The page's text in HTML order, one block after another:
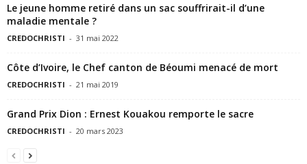
Le jeune homme retiré dans un sac souffrirait-il d’une
maladie mentale ?
CREDOCHRISTI - 31 mai 2022
Côte d’Ivoire, le Chef canton de Béoumi menacé de mort
CREDOCHRISTI - 21 mai 2019
Grand Prix Dion : Ernest Kouakou remporte le sacre
CREDOCHRISTI - 20 mars 2023